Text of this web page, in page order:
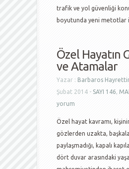
trafik ve yol güvenliği
boyutunda yeni metotlar
Özel Hayatın
ve Atamalar
Yazar : Barbaros
Şubat 2014 - SAYI 146,
yorum
Özel hayat kavramı,
gözlerden uzakta,
paylaşmadığı, kapalı
dört duvar arasındaki